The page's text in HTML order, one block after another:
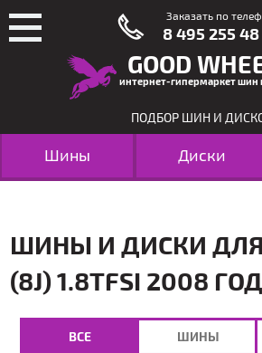
GOOD
интернет-гипермаркет шин
ПОДБОР ШИН И
Шины Диски
ШИНЫ И ДИСКИ ДЛЯ
(8J) 1.8TFSI 2008
ВСЕ ШИНЫ
Заказать по
8 495 255